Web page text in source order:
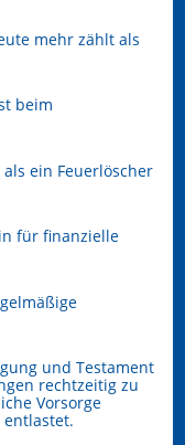
mehr zählt als
beim
ein Feuerlöscher
für finanzielle
und Testament
rechtzeitig zu
Vorsorge